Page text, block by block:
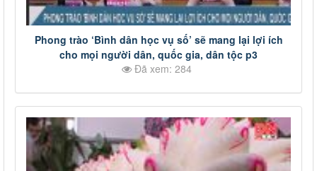
Phong trào ‘Bình dân học vụ số’ sẽ mang lại lợi ích
cho mọi người dân, quốc gia, dân tộc p3
Đã xem: 284